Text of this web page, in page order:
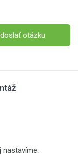
otázku
nastavíme.